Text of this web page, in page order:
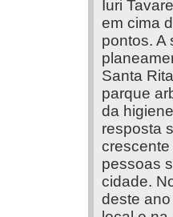
Iuri
em cima
pontos. A
Santa
parque
da
resposta
pessoas
cidade.
deste